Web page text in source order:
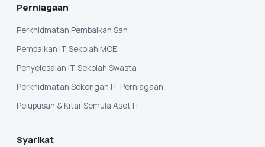
Perniagaan
Perkhidmatan Pembaikan Sah
Pembaikan IT Sekolah MOE
Penyelesaian IT Sekolah Swasta
Perkhidmatan Sokongan IT Perniagaan
Pelupusan & Kitar Semula Aset IT
Syarikat